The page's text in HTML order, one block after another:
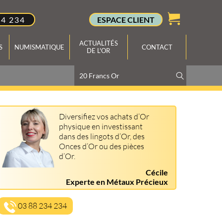
234 ESPACE CLIENT
NUMISMATIQUE
ACTUALITÉS
DE L'OR
CONTACT
Diversifiez vos achats d’Or
physique en investissant
dans des lingots d’Or, des
Onces d’Or ou des pièces
d’Or.
Cécile
Experte en Métaux Précieux
03 88 234 234